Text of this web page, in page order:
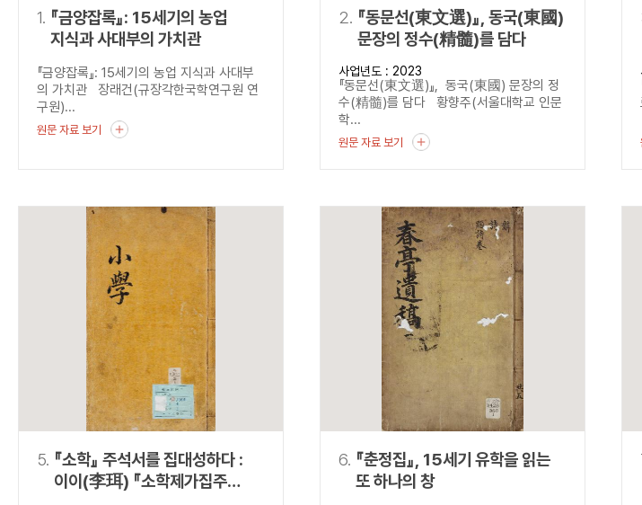
1. 『금양잡록』: 15세기의 농업
지식과 사대부의 가치관
『금양잡록』: 15세기의 농업 지식과 사대부
의 가치관 장래건(규장각한국학연구원 연
구원)...
원문 자료 보기
2. 『동문선(東文選)』, 동국(東國)
문장의 정수(精髓)를 담다
사업년도 : 2023
『동문선(東文選)』, 동국(東國) 문장의 정
수(精髓)를 담다 황향주(서울대학교 인문
학...
원문 자료 보기
5. 『소학』 주석서를 집대성하다 :
이이(李珥) 『소학제가집주
6. 『춘정집』, 15세기 유학을 읽는
또 하나의 창